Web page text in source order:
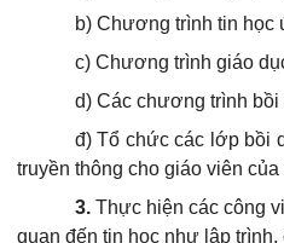
b) Chương trình tin học
c) Chương trình giáo
d) Các chương trình
đ) Tổ chức các lớp bồi
truyền thông cho giáo viên
3. Thực hiện các công
quan đến tin học như lập trình,